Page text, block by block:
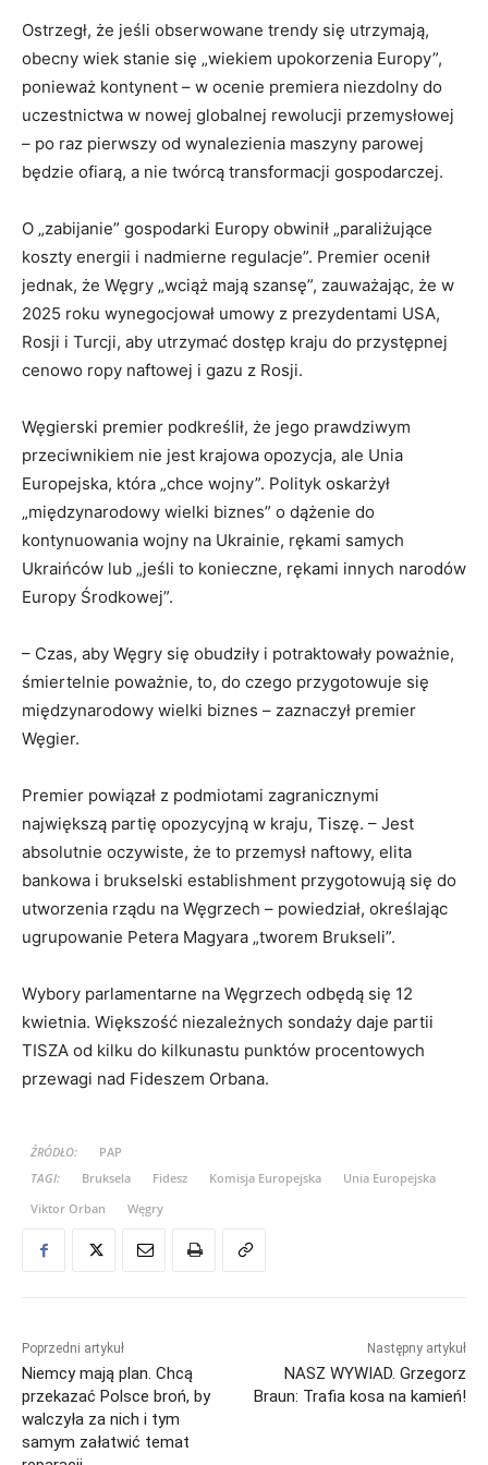
Ostrzegł, że jeśli obserwowane trendy się utrzymają,
obecny wiek stanie się „wiekiem upokorzenia Europy”,
ponieważ kontynent – w ocenie premiera niezdolny do
uczestnictwa w nowej globalnej rewolucji przemysłowej
– po raz pierwszy od wynalezienia maszyny parowej
będzie ofiarą, a nie twórcą transformacji gospodarczej.
O „zabijanie” gospodarki Europy obwinił „paraliżujące
koszty energii i nadmierne regulacje”. Premier ocenił
jednak, że Węgry „wciąż mają szansę”, zauważając, że w
2025 roku wynegocjował umowy z prezydentami USA,
Rosji i Turcji, aby utrzymać dostęp kraju do przystępnej
cenowo ropy naftowej i gazu z Rosji.
Węgierski premier podkreślił, że jego prawdziwym
przeciwnikiem nie jest krajowa opozycja, ale Unia
Europejska, która „chce wojny”. Polityk oskarżył
„międzynarodowy wielki biznes” o dążenie do
kontynuowania wojny na Ukrainie, rękami samych
Ukraińców lub „jeśli to konieczne, rękami innych narodów
Europy Środkowej”.
– Czas, aby Węgry się obudziły i potraktowały poważnie,
śmiertelnie poważnie, to, do czego przygotowuje się
międzynarodowy wielki biznes – zaznaczył premier
Węgier.
Premier powiązał z podmiotami zagranicznymi
największą partię opozycyjną w kraju, Tiszę. – Jest
absolutnie oczywiste, że to przemysł naftowy, elita
bankowa i brukselski establishment przygotowują się do
utworzenia rządu na Węgrzech – powiedział, określając
ugrupowanie Petera Magyara „tworem Brukseli”.
Wybory parlamentarne na Węgrzech odbędą się 12
kwietnia. Większość niezależnych sondaży daje partii
TISZA od kilku do kilkunastu punktów procentowych
przewagi nad Fideszem Orbana.
ŹRÓDŁO:
PAP
TAGI:
Bruksela Fidesz Komisja Europejska
Unia Europejska
Viktor Orban
Węgry
Poprzedni artykuł
Niemcy mają plan. Chcą
przekazać Polsce broń, by
walczyła za nich i tym
samym załatwić temat
Następny artykuł
NASZ WYWIAD. Grzegorz
Braun: Trafia kosa na kamień!